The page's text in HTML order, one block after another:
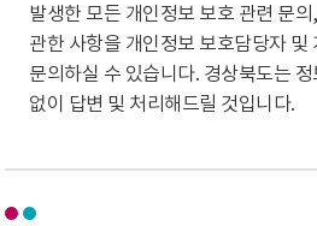
발생한 모든 개인정보 보호 관련 문
관한 사항을 개인정보 보호담당자 및
문의하실 수 있습니다. 경상북도는
없이 답변 및 처리해드릴 것입니다.